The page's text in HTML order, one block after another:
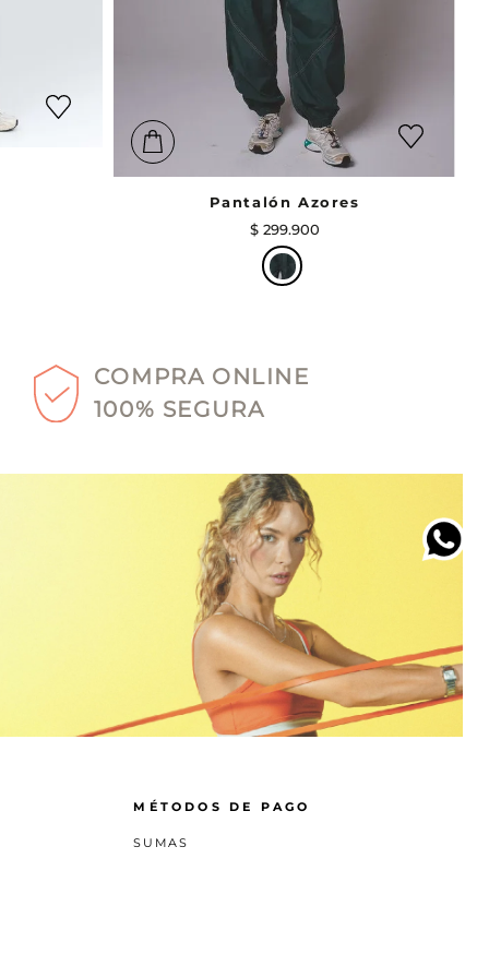
Pantalón Azores
$ 299.900
COMPRA ONLINE
100% SEGURA
MÉTODOS DE PAGO
SUMAS